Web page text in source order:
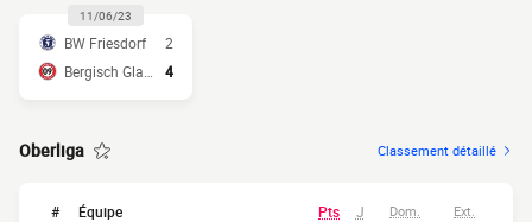
11/06/23
BW Friesdorf
2
4
Oberliga Classement détaillé
# Équipe Pts J Dom. Ext.